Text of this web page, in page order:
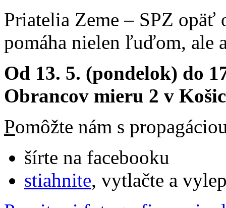
Priatelia Zeme – SPZ
pomáha nielen ľuďom, ale
Od 13. 5. (pondelok) do
Obrancov mieru 2 v
Pomôžte nám s
šírte na facebooku
stiahnite, vytlačte a